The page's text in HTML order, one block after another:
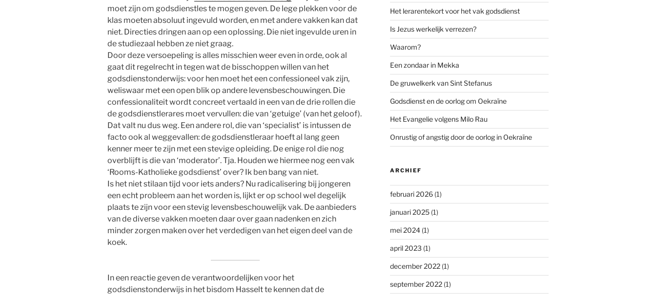
moet zijn om godsdienstles te mogen geven. De lege plekken voor de
klas moeten absoluut ingevuld worden, en met andere vakken kan dat
niet. Directies dringen aan op een oplossing. Die niet ingevulde uren in
de studiezaal hebben ze niet graag.
Door deze versoepeling is alles misschien weer even in orde, ook al
gaat dit regelrecht in tegen wat de bisschoppen willen van het
godsdienstonderwijs: voor hen moet het een confessioneel vak zijn,
weliswaar met een open blik op andere levensbeschouwingen. Die
confessionaliteit wordt concreet vertaald in een van de drie rollen die
de godsdienstlerares moet vervullen: die van ‘getuige’ (van het geloof).
Dat valt nu dus weg. Een andere rol, die van ‘specialist’ is intussen de
facto ook al weggevallen: de godsdienstleraar hoeft al lang geen
kenner meer te zijn met een stevige opleiding. De enige rol die nog
overblijft is die van ‘moderator’. Tja. Houden we hiermee nog een vak
‘Rooms-Katholieke godsdienst’ over? Ik ben bang van niet.
Is het niet stilaan tijd voor iets anders? Nu radicalisering bij jongeren
een echt probleem aan het worden is, lijkt er op school wel degelijk
plaats te zijn voor een stevig levensbeschouwelijk vak. De aanbieders
van de diverse vakken moeten daar over gaan nadenken en zich
minder zorgen maken over het verdedigen van het eigen deel van de
koek.
In een reactie geven de verantwoordelijken voor het
godsdienstonderwijs in het bisdom Hasselt te kennen dat de
Het lerarentekort voor het vak godsdienst
Is Jezus werkelijk verrezen?
Waarom?
Een zondaar in Mekka
De gruwelkerk van Sint Stefanus
Godsdienst en de oorlog om Oekraïne
Het Evangelie volgens Milo Rau
Onrustig of angstig door de oorlog in Oekraïne
ARCHIEF
februari 2026(1)
januari 2025(1)
mei 2024(1)
april 2023 (1)
december 2022(1)
september 2022(1)